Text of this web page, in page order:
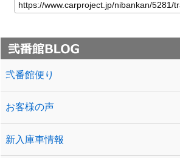
弐番館便り
お客様の声
新入庫車情報